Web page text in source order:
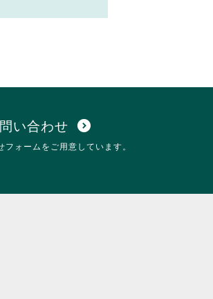
い合わせ expand_circle_down
ォームをご用意しています。